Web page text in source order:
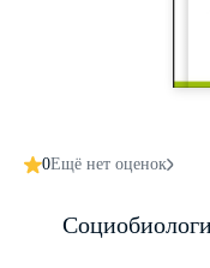
0Ещё нет оценок